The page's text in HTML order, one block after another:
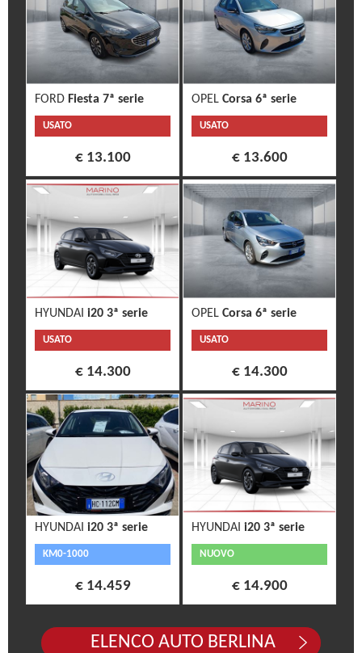
FORD Fiesta 7ª serie
USATO
€ 13.100
OPEL Corsa 6ª serie
USATO
€ 13.600
HYUNDAI i20 3ª serie
USATO
€ 14.300
OPEL Corsa 6ª serie
USATO
€ 14.300
HYUNDAI i20 3ª serie
KM0-1000
€ 14.459
HYUNDAI i20 3ª serie
NUOVO
€ 14.900
ELENCO AUTO BERLINA